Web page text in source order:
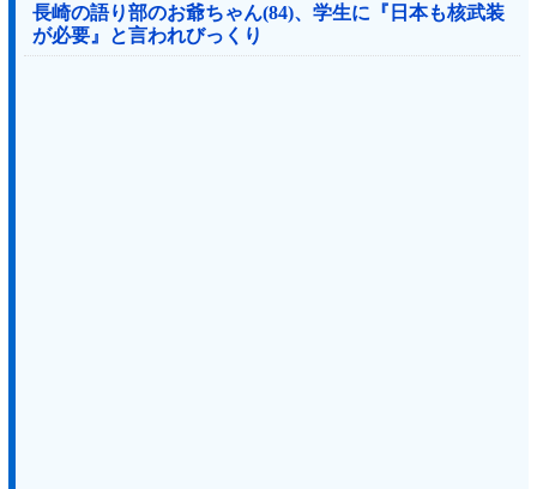
長崎の語り部のお爺ちゃん(84)、学生に『日本も核武装
が必要』と言われびっくり